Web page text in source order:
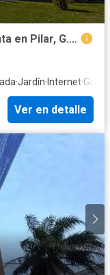
Departamento 3 Ambientes en Venta en Pilar, G.B.A. Zona Norte, Argentina
·Jardín· Internet·Gas
Ver en detalle